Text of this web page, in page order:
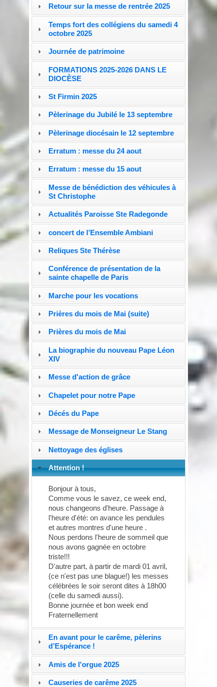
Retour sur la messe de rentrée 2025
Temps fort des collégiens du samedi 4
octobre 2025
Journée de patrimoine
FORMATIONS 2025-2026 DANS LE
DIOCÈSE
St Firmin 2025
Pèlerinage du Jubilé le 13 septembre
Pèlerinage diocésain le 12 septembre
Erratum : messe du 24 aout
Erratum : messe du 15 aout
Messe de bénédiction des véhicules à
St Christophe
Actualités Paroisse Ste Radegonde
concert de l’Ensemble Ambiani
Reliques Ste Thérèse
Conférence de présentation de la
sainte chapelle de Paris
Marche pour les vocations
Prières du mois de Mai (suite)
Prières du mois de Mai
La biographie du nouveau Pape Léon
XIV
Messe d'action de grâce
Chapelet pour notre Pape
Décés du Pape
Message de Monseigneur Le Stang
Nettoyage des églises
Attention !
Bonjour à tous,
Comme vous le savez, ce week end,
nous changeons d'heure. Passage à
l'heure d'été: on avance les pendules
et autres montres d'une heure .
Nous perdons l'heure de sommeil que
nous avons gagnée en octobre
triste!!!
D'autre part, à partir de mardi 01 avril,
(ce n'est pas une blague!) les messes
célébrées le soir seront dites à 18h00
(celle du samedi aussi).
Bonne journée et bon week end
Fraternellement
En avant pour le carême, pèlerins
d’Espérance !
Amis de l'orgue 2025
Causeries de carême 2025